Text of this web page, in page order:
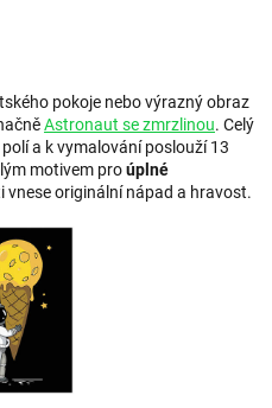
pokoje nebo výrazný obraz
Astronaut se zmrzlinou. Celý
a k vymalování poslouží 13
motivem proúplné
vnese originální nápad a hravost.